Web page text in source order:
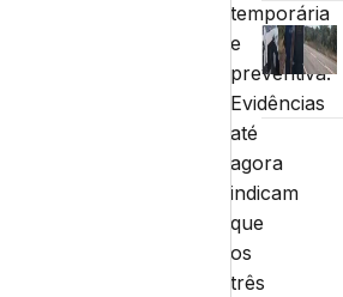
temporária
e
preventiva.
Evidências
até
agora
indicam
que
os
três